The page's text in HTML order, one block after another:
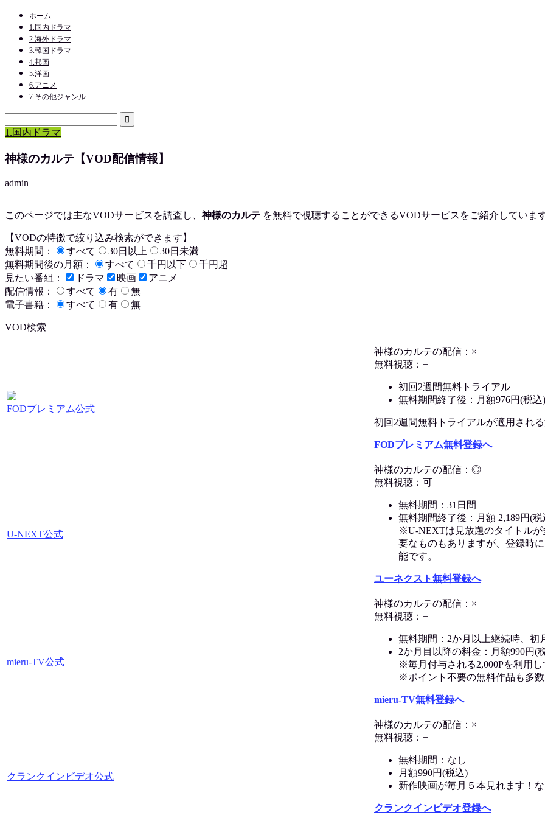
ホーム
1.国内ドラマ
2.海外ドラマ
3.韓国ドラマ
4.邦画
5.洋画
6.アニメ
7.その他ジャンル
1.国内ドラマ
神様のカルテ【VOD配信情報】
admin
このページでは主なVODサービスを調査し、神様のカルテ を無料で視聴することができるVODサービスをご紹介していま
【VODの特徴で絞り込み検索ができます】
無料期間：
すべて 30日以上
30日未満
無料期間後の月額：
すべて 千円以下
千円超
見たい番組：
ドラマ 映画
アニメ
配信情報：
すべて 有
無
電子書籍：
すべて 有 無
VOD検索
FODプレミアム公式
神様のカルテの配信：×
無料視聴：−
初回2週間無料トライアル
無料期間終了後：月額976円(税込)
初回2週間無料トライアルが適用され
FODプレミアム無料登録へ
U-NEXT公式
神様のカルテの配信：◎
無料視聴：可
無料期間：31日間
無料期間終了後：月額 2,189円(税
※U-NEXTは見放題のタイトル
要なものもありますが、登録時
能です。
ユーネクスト無料登録へ
mieru-TV公式
神様のカルテの配信：×
無料視聴：−
無料期間：2か月以上継続時、初
2か月目以降の料金：月額990円(
※毎月付与される2,000Pを利用
※ポイント不要の無料作品も多
mieru-TV無料登録へ
クランクインビデオ公式
神様のカルテの配信：×
無料視聴：−
無料期間：なし
月額990円(税込)
新作映画が毎月５本見れます！
クランクインビデオ登録へ